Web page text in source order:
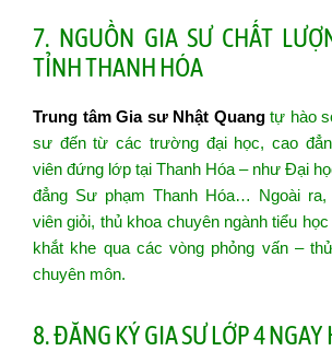
7. NGUỒN GIA SƯ CHẤT
TỈNH THANH HÓA
Trung tâm Gia sư Nhật Quangtự hào
sư đến từ các trường đại học, cao
viên đứng lớp tại Thanh Hóa – như Đại
đẳng Sư phạm Thanh Hóa… Ngoài
viên giỏi, thủ khoa chuyên ngành tiểu
khắt khe qua các vòng phỏng vấn –
chuyên môn.
8. ĐĂNG KÝ GIA SƯ LỚP 4 NGAY